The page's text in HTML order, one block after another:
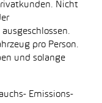
Nicht
pro Person.
und solange
Emissions-